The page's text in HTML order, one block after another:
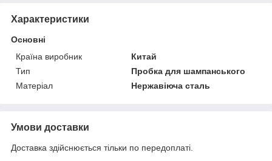
Характеристики
Основні
Країна виробник
Китай
Тип
Пробка для шампанського
Матеріал
Нержавіюча сталь
Умови доставки
Доставка здійснюється тільки по передоплаті.